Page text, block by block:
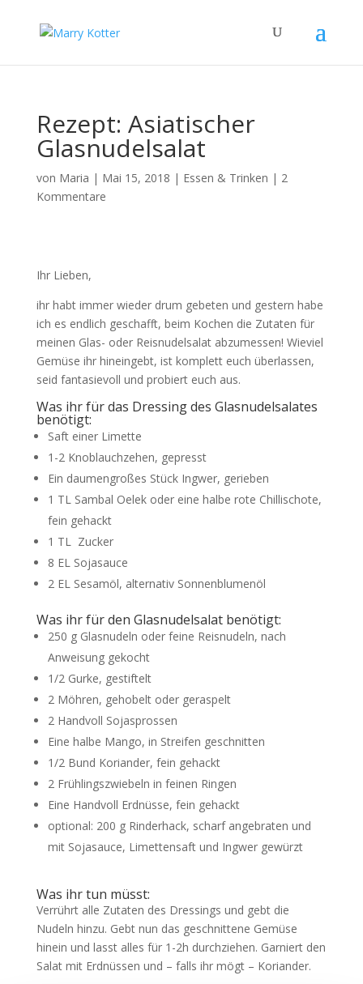
Rezept: Asiatischer
Glasnudelsalat
von Maria | Mai 15, 2018 | Essen & Trinken | 2
Kommentare
Ihr Lieben,
ihr habt immer wieder drum gebeten und gestern habe
ich es endlich geschafft, beim Kochen die Zutaten für
meinen Glas- oder Reisnudelsalat abzumessen! Wieviel
Gemüse ihr hineingebt, ist komplett euch überlassen,
seid fantasievoll und probiert euch aus.
Was ihr für das Dressing des Glasnudelsalates
benötigt:
Saft einer Limette
1-2 Knoblauchzehen, gepresst
Ein daumengroßes Stück Ingwer, gerieben
1 TL Sambal Oelek oder eine halbe rote Chillischote,
fein gehackt
1 TL Zucker
8 EL Sojasauce
2 EL Sesamöl, alternativ Sonnenblumenöl
Was ihr für den Glasnudelsalat benötigt:
250 g Glasnudeln oder feine Reisnudeln, nach
Anweisung gekocht
1/2 Gurke, gestiftelt
2 Möhren, gehobelt oder geraspelt
2 Handvoll Sojasprossen
Eine halbe Mango, in Streifen geschnitten
1/2 Bund Koriander, fein gehackt
2 Frühlingszwiebeln in feinen Ringen
Eine Handvoll Erdnüsse, fein gehackt
optional: 200 g Rinderhack, scharf angebraten und
mit Sojasauce, Limettensaft und Ingwer gewürzt
Was ihr tun müsst:
Verrührt alle Zutaten des Dressings und gebt die
Nudeln hinzu. Gebt nun das geschnittene Gemüse
hinein und lasst alles für 1-2h durchziehen. Garniert den
Salat mit Erdnüssen und – falls ihr mögt – Koriander.